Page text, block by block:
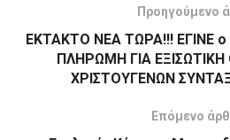
Προηγούμενο
ΕΚΤΑΚΤΟ ΝΕΑ ΤΩΡΑ!!! ΕΓΙΝΕ ο
ΠΛΗΡΩΜΗ ΓΙΑ
ΧΡΙΣΤΟΥΓΕΝΩΝ
Επόμενο